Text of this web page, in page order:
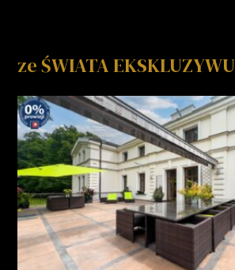
ze ŚWIATA EKSKLUZYWU